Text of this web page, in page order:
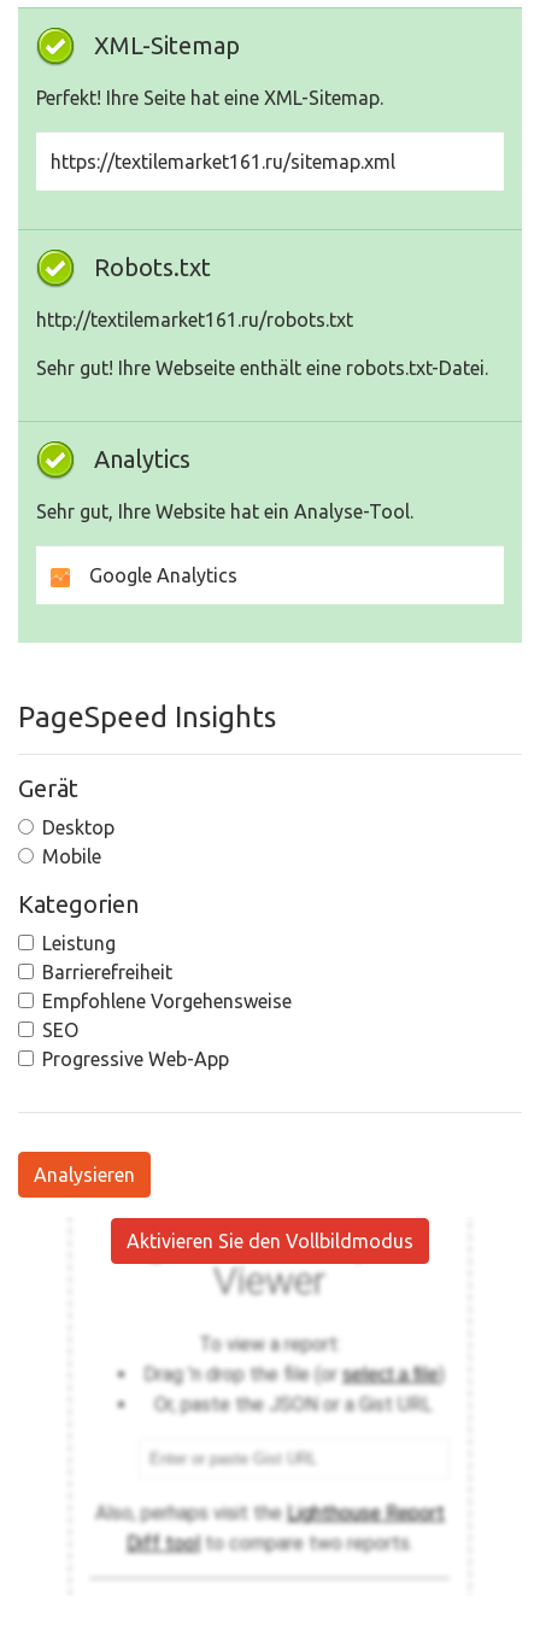
XML-Sitemap
Perfekt! Ihre Seite hat eine XML-Sitemap.
https://textilemarket161.ru/sitemap.xml
Robots.txt
http://textilemarket161.ru/robots.txt
Sehr gut! Ihre Webseite enthält eine robots.txt-Datei.
Analytics
Sehr gut, Ihre Website hat ein Analyse-Tool.
Google Analytics
PageSpeed Insights
Gerät
Desktop
Mobile
Kategorien
Leistung
Barrierefreiheit
Empfohlene Vorgehensweise
SEO
Progressive Web-App
Analysieren
Aktivieren Sie den Vollbildmodus